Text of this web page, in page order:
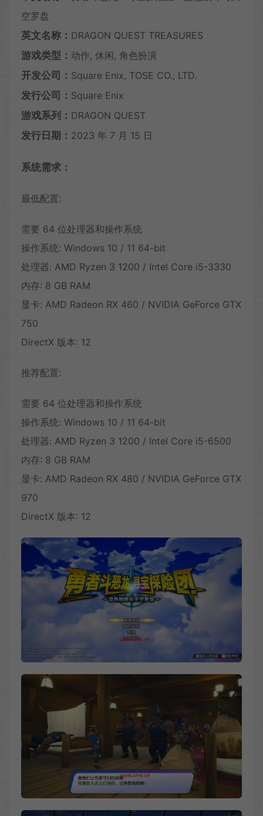
空罗盘
英文名称： DRAGON QUEST TREASURES
游戏类型： 动作, 休闲, 角色扮演
开发公司： Square Enix, TOSE CO., LTD.
发行公司： Square Enix
游戏系列： DRAGON QUEST
发行日期： 2023 年 7 月 15 日
系统需求：
最低配置:
需要 64 位处理器和操作系统
操作系统: Windows 10 / 11 64-bit
处理器: AMD Ryzen 3 1200 / Intel Core i5-3330
内存: 8 GB RAM
显卡: AMD Radeon RX 460 / NVIDIA GeForce GTX
750
DirectX 版本: 12
推荐配置:
需要 64 位处理器和操作系统
操作系统: Windows 10 / 11 64-bit
处理器: AMD Ryzen 3 1200 / Intel Core i5-6500
内存: 8 GB RAM
显卡: AMD Radeon RX 480 / NVIDIA GeForce GTX
970
DirectX 版本: 12